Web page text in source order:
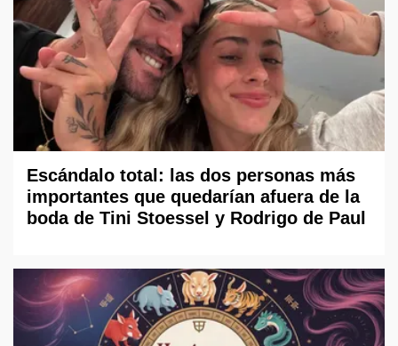
Escándalo total: las dos personas más
importantes que quedarían afuera de la
boda de Tini Stoessel y Rodrigo de Paul